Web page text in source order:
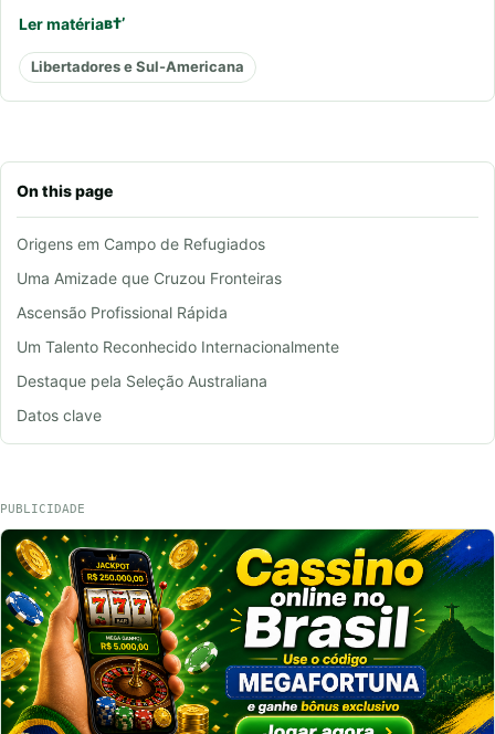
On this page
Origens em Campo de Refugiados
Uma Amizade que Cruzou Fronteiras
Ascensão Profissional Rápida
Um Talento Reconhecido Internacionalmente
Destaque pela Seleção Australiana
Datos clave
Ler matéria
Libertadores e Sul-Americana
PUBLICIDADE